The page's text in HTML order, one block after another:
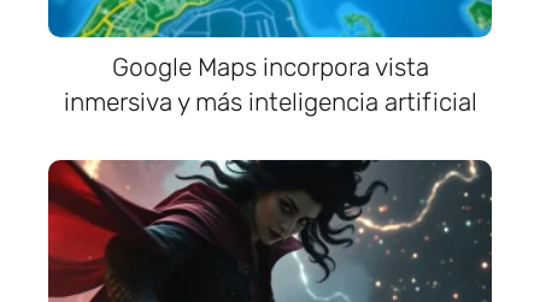
Google Maps incorpora vista
inmersiva y más inteligencia artificial